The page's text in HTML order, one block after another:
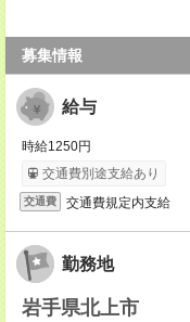
募集情報
給与
時給1250円
交通費別途支給あり
交通費 交通費規定内支給
勤務地
岩手県北上市